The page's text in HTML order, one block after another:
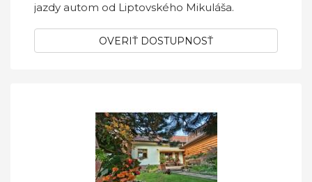
jazdy autom od Liptovského Mikuláša.
OVERIŤ DOSTUPNOSŤ